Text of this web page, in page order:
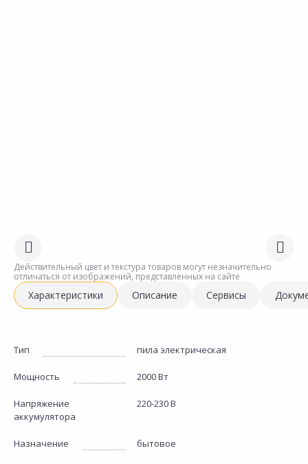
Действительный цвет и текстура товаров могут незначительно
отличаться от изображений, представленных на сайте
Характеристики Описание Сервисы
Тип пила электрическая
Мощность 2000 Вт
Напряжение
аккумулятора
220-230 В
Назначение бытовое